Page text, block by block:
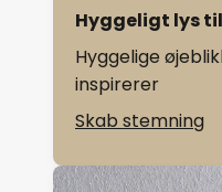
Hyggeligt lys
Hyggelige
inspirerer
Skab stemning